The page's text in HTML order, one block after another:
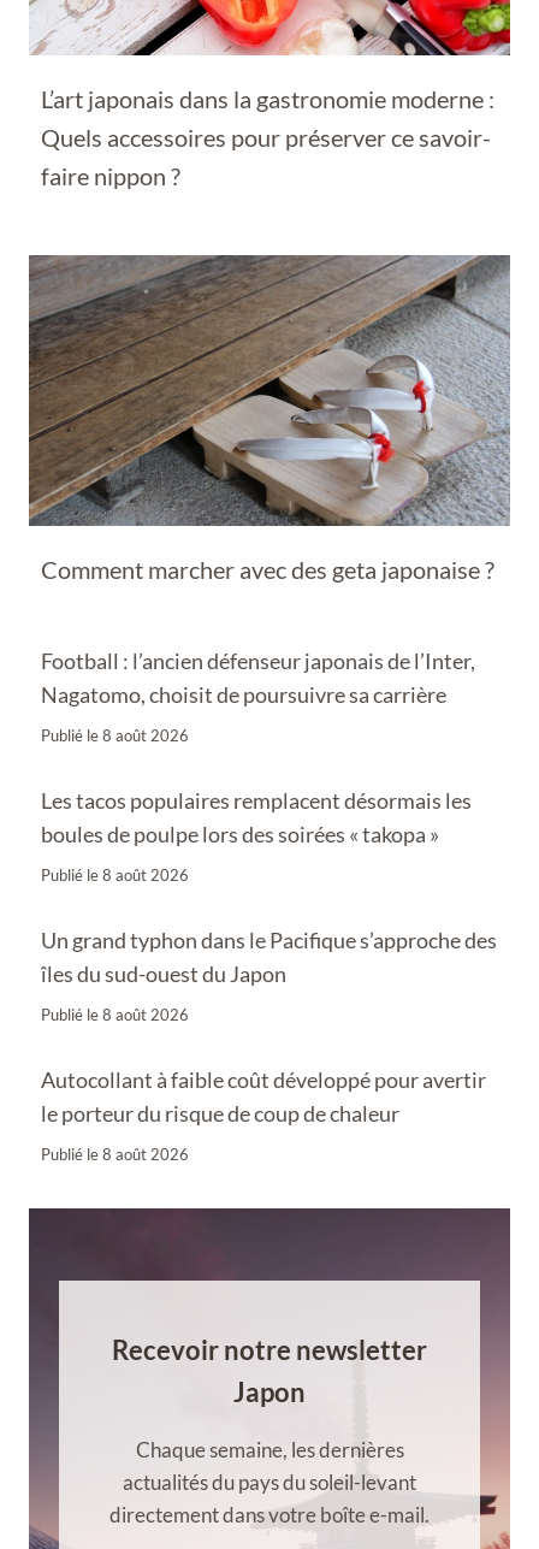
L’art japonais dans la gastronomie moderne :
Quels accessoires pour préserver ce savoir-
faire nippon ?
Comment marcher avec des geta japonaise ?
Football : l’ancien défenseur japonais de l’Inter,
Nagatomo, choisit de poursuivre sa carrière
Publié le8 août 2026
Les tacos populaires remplacent désormais les
boules de poulpe lors des soirées « takopa »
Publié le8 août 2026
Un grand typhon dans le Pacifique s’approche des
îles du sud-ouest du Japon
Publié le8 août 2026
Autocollant à faible coût développé pour avertir
le porteur du risque de coup de chaleur
Publié le8 août 2026
Recevoir notre newsletter
Japon
Chaque semaine, les dernières
actualités du pays du soleil-levant
directement dans votre boîte e-mail.